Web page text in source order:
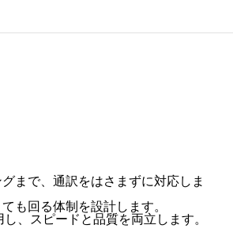
まで、通訳をはさまずに対応しま
も回る体制を設計します。
、スピードと品質を両立します。